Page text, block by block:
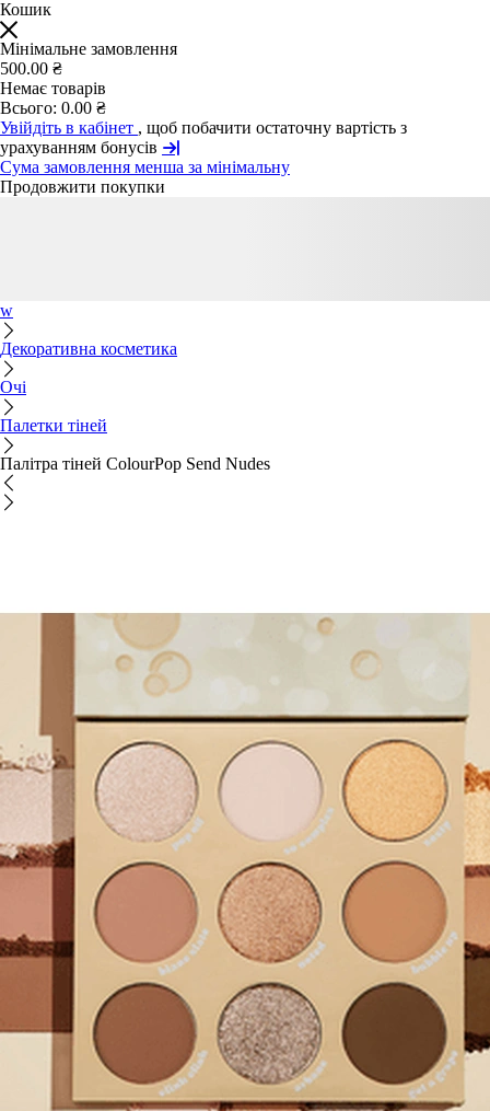
Кошик
Мінімальне замовлення
500.00 ₴
Немає товарів
Всього: 0.00 ₴
Увійдіть в кабінет , щоб побачити остаточну вартість з
урахуванням бонусів
Сума замовлення менша за мінімальну
Продовжити покупки
w
Декоративна косметика
Очі
Палетки тіней
Палітра тіней ColourPop Send Nudes